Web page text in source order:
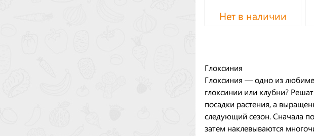
Нет в наличии
Глоксиния
Глоксиния — одно из
глоксинии или клубни?
посадки растения, а
следующий сезон. Сначала
затем наклевываются